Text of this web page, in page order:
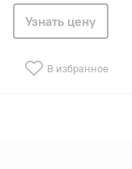
Узнать цену
В избранное